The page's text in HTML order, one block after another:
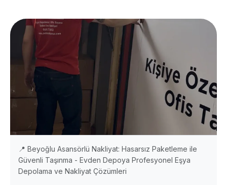
📍 Beyoğlu Asansörlü Nakliyat: Hasarsız Paketleme ile
Güvenli Taşınma - Evden Depoya Profesyonel Eşya
Depolama ve Nakliyat Çözümleri